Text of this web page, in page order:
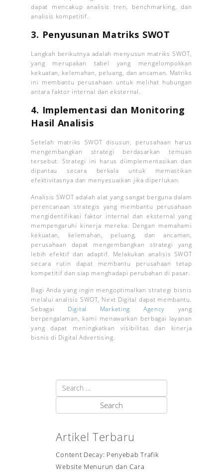
dapat mencakup analisis tren, benchmarking, dan
analisis kompetitif.
3. Penyusunan Matriks SWOT
Langkah berikutnya adalah menyusun matriks SWOT,
yang merupakan tabel yang mengelompokkan
kekuatan, kelemahan, peluang, dan ancaman. Matriks
ini membantu perusahaan untuk melihat hubungan
antara faktor internal dan eksternal.
4. Implementasi dan Monitoring
Hasil Analisis
Setelah matriks SWOT disusun, perusahaan harus
mengembangkan strategi berdasarkan temuan
tersebut. Strategi ini harus diimplementasikan dan
dipantau secara berkala untuk memastikan
efektivitasnya dan menyesuaikan jika diperlukan.
Analisis SWOT adalah alat yang sangat berguna dalam
perencanaan strategis yang membantu perusahaan
mengidentifikasi faktor internal dan eksternal yang
mempengaruhi kinerja mereka. Dengan memahami
kekuatan, kelemahan, peluang, dan ancaman,
perusahaan dapat mengembangkan strategi yang
lebih efektif dan adaptif. Melakukan analisis SWOT
secara rutin dapat membantu perusahaan tetap
kompetitif dan siap menghadapi perubahan di pasar.
Bagi Anda yang ingin mengoptimalkan strategi bisnis
melalui analisis SWOT, Next Digital dapat membantu.
Sebagai Digital Marketing Agency yang
berpengalaman, kami menawarkan berbagai layanan
yang dapat meningkatkan visibilitas dan kinerja
bisnis di Digital Advertising.
Artikel Terbaru
Content Decay: Penyebab Trafik
Website Menurun dan Cara